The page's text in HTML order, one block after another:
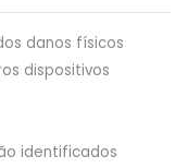
danos físicos
dispositivos
identificados